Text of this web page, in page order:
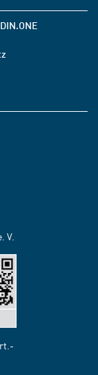
DIN.ONE
V.